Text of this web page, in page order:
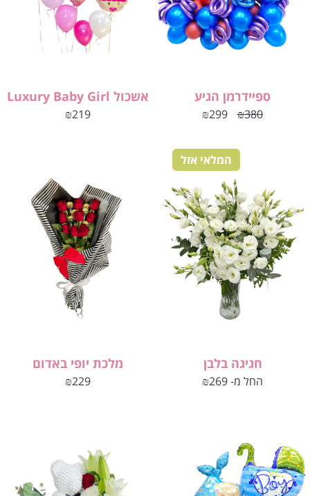
ספיידרמן הגיע
₪380
₪299
אשכול Luxury Baby Girl
₪219
המלאי אזל
חגיגה בלבן
החל מ- ₪269
מלכת יופי באדום
₪229